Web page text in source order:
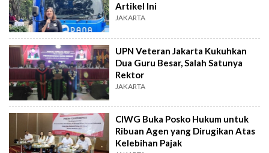
Artikel Ini
JAKARTA
UPN Veteran Jakarta Kukuhkan
Dua Guru Besar, Salah Satunya
Rektor
JAKARTA
CIWG Buka Posko Hukum untuk
Ribuan Agen yang Dirugikan Atas
Kelebihan Pajak